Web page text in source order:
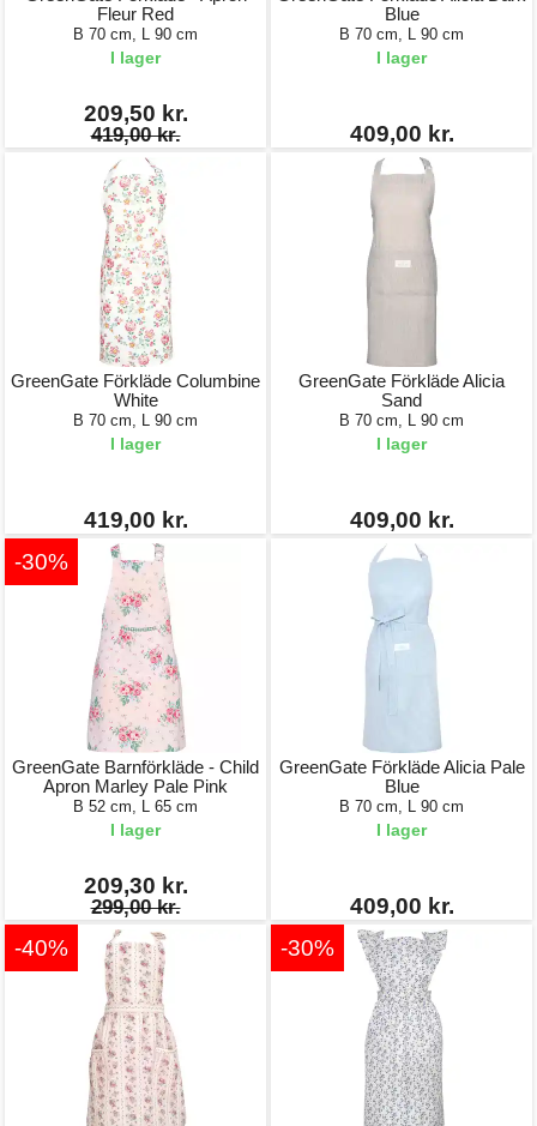
Fleur Red
B 70 cm, L 90 cm
I lager
209,50 kr.
419,00 kr.
Blue
B 70 cm, L 90 cm
I lager
409,00 kr.
GreenGate Förkläde Columbine
White
B 70 cm, L 90 cm
I lager
419,00 kr.
GreenGate Förkläde Alicia
Sand
B 70 cm, L 90 cm
I lager
409,00 kr.
-30%
GreenGate Barnförkläde - Child
Apron Marley Pale Pink
B 52 cm, L 65 cm
I lager
209,30 kr.
299,00 kr.
GreenGate Förkläde Alicia Pale
Blue
B 70 cm, L 90 cm
I lager
409,00 kr.
-40%
-30%